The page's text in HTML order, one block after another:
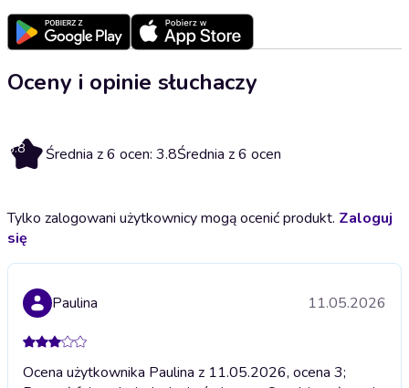
Oceny i opinie słuchaczy
3.8 Średnia z 6 ocen: 3.8Średnia z 6 ocen
Tylko zalogowani użytkownicy mogą ocenić produkt. Zaloguj
się
Paulina 11.05.2026
Ocena użytkownika Paulina z 11.05.2026, ocena 3;